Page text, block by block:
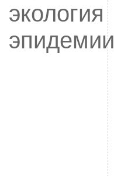
экология
эпидемии